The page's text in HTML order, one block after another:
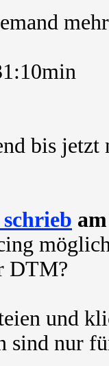
bis jetzt
DTM?
und
sind nur